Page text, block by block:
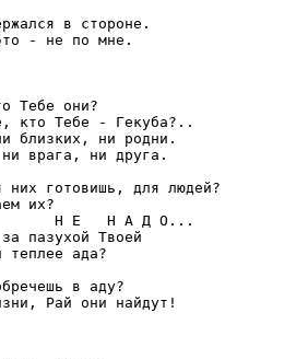
в стоpоне.
- не по мне.
Тебе они?
кто Тебе - Гекyба?..
близких, ни pодни.
вpага, ни дpyга.
готовишь, для людей?
их?
H Е   H А Д О...
пазyхой Твоей
ада?
в адy?
Рай они найдyт!